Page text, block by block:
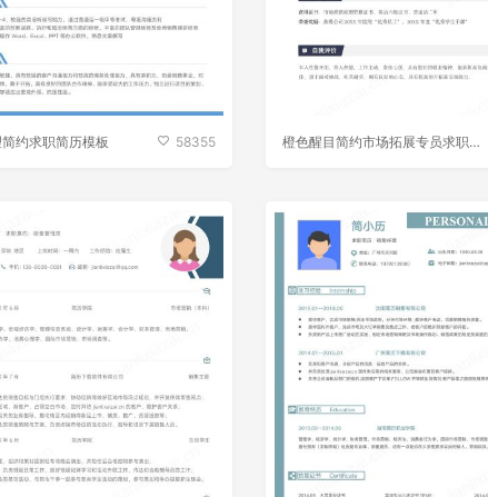
约求职简历模板 58355
橙色醒目简约市场拓展专员求职简